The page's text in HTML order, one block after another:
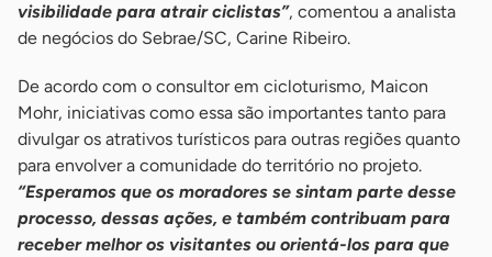
visibilidade para atrair ciclistas”, comentou a analista
de negócios do Sebrae/SC, Carine Ribeiro.
De acordo com o consultor em cicloturismo, Maicon
Mohr, iniciativas como essa são importantes tanto para
divulgar os atrativos turísticos para outras regiões quanto
para envolver a comunidade do território no projeto.
“Esperamos que os moradores se sintam parte desse
processo, dessas ações, e também contribuam para
receber melhor os visitantes ou orientá-los para que